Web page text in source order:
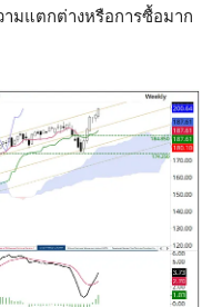
มแตกต่างหรือการซื้อมาก